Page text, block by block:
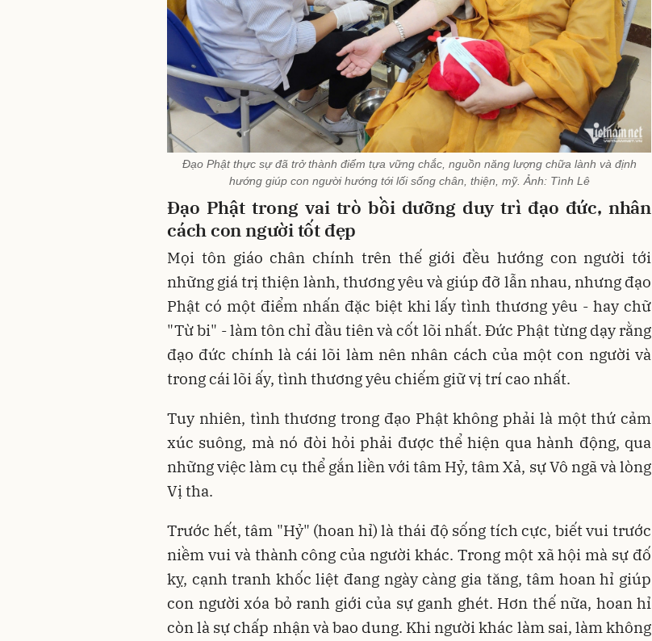
Đạo Phật thực sự đã trở thành điểm tựa vững chắc, nguồn năng lượng chữa lành và định
hướng giúp con người hướng tới lối sống chân, thiện, mỹ. Ảnh: Tình Lê
Đạo Phật trong vai trò bồi dưỡng duy trì đạo đức, nhân
cách con người tốt đẹp
Mọi tôn giáo chân chính trên thế giới đều hướng con người tới
những giá trị thiện lành, thương yêu và giúp đỡ lẫn nhau, nhưng đạo
Phật có một điểm nhấn đặc biệt khi lấy tình thương yêu - hay chữ
"Từ bi" - làm tôn chỉ đầu tiên và cốt lõi nhất. Đức Phật từng dạy rằng
đạo đức chính là cái lõi làm nên nhân cách của một con người và
trong cái lõi ấy, tình thương yêu chiếm giữ vị trí cao nhất.
Tuy nhiên, tình thương trong đạo Phật không phải là một thứ cảm
xúc suông, mà nó đòi hỏi phải được thể hiện qua hành động, qua
những việc làm cụ thể gắn liền với tâm Hỷ, tâm Xả, sự Vô ngã và lòng
Vị tha.
Trước hết, tâm "Hỷ" (hoan hỉ) là thái độ sống tích cực, biết vui trước
niềm vui và thành công của người khác. Trong một xã hội mà sự đố
kỵ, cạnh tranh khốc liệt đang ngày càng gia tăng, tâm hoan hỉ giúp
con người xóa bỏ ranh giới của sự ganh ghét. Hơn thế nữa, hoan hỉ
còn là sự chấp nhận và bao dung. Khi người khác làm sai, làm không